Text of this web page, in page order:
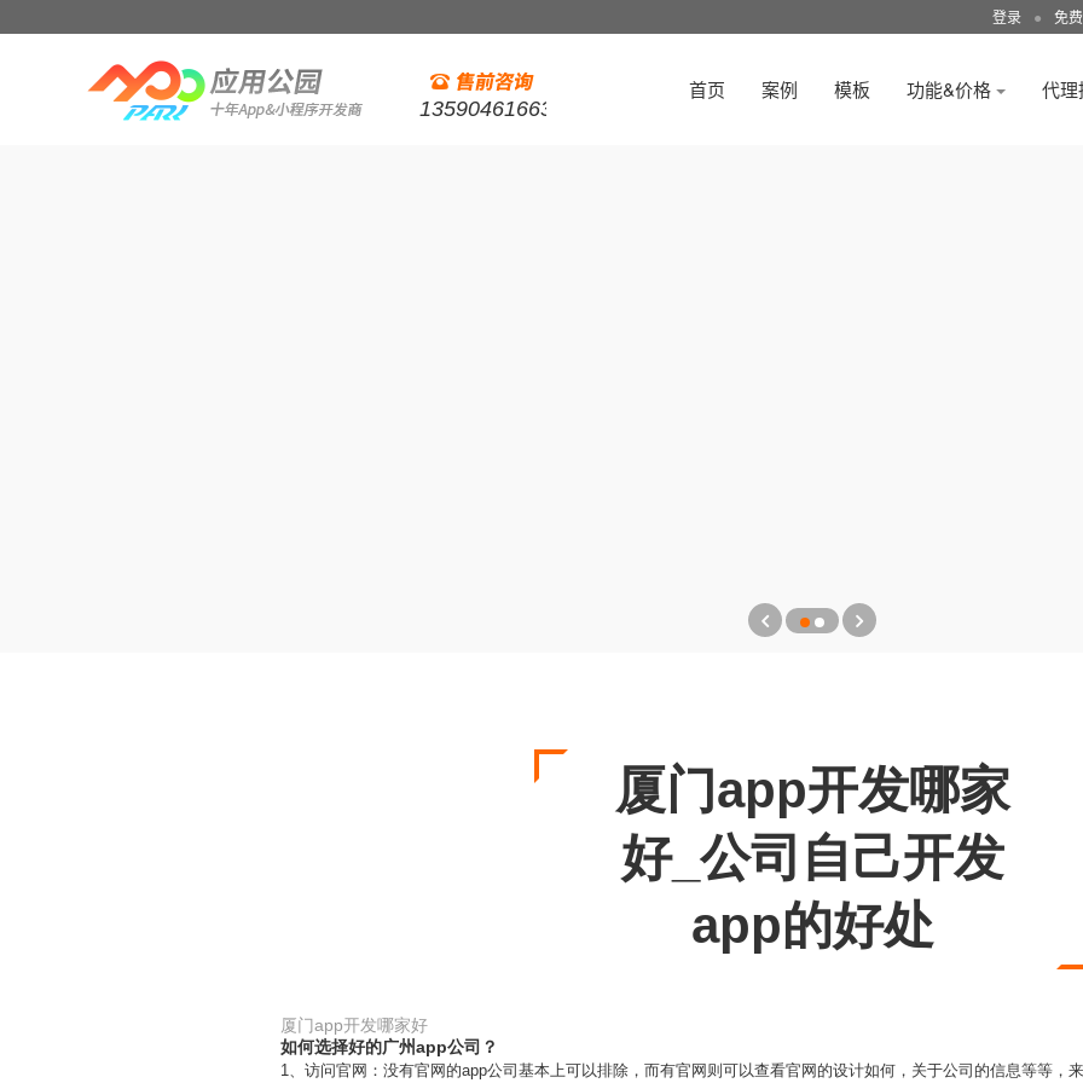
登录 ● 免
13590461663
首页 案例 模板 功能&价格 代理
厦门app开发哪家
好_公司自己开发
app的好处
厦门app开发哪家好
如何选择好的广州app公司？
1、访问官网：没有官网的app公司基本上可以排除，而有官网则可以查看官网的设计如何，关于公司的信息等等，来